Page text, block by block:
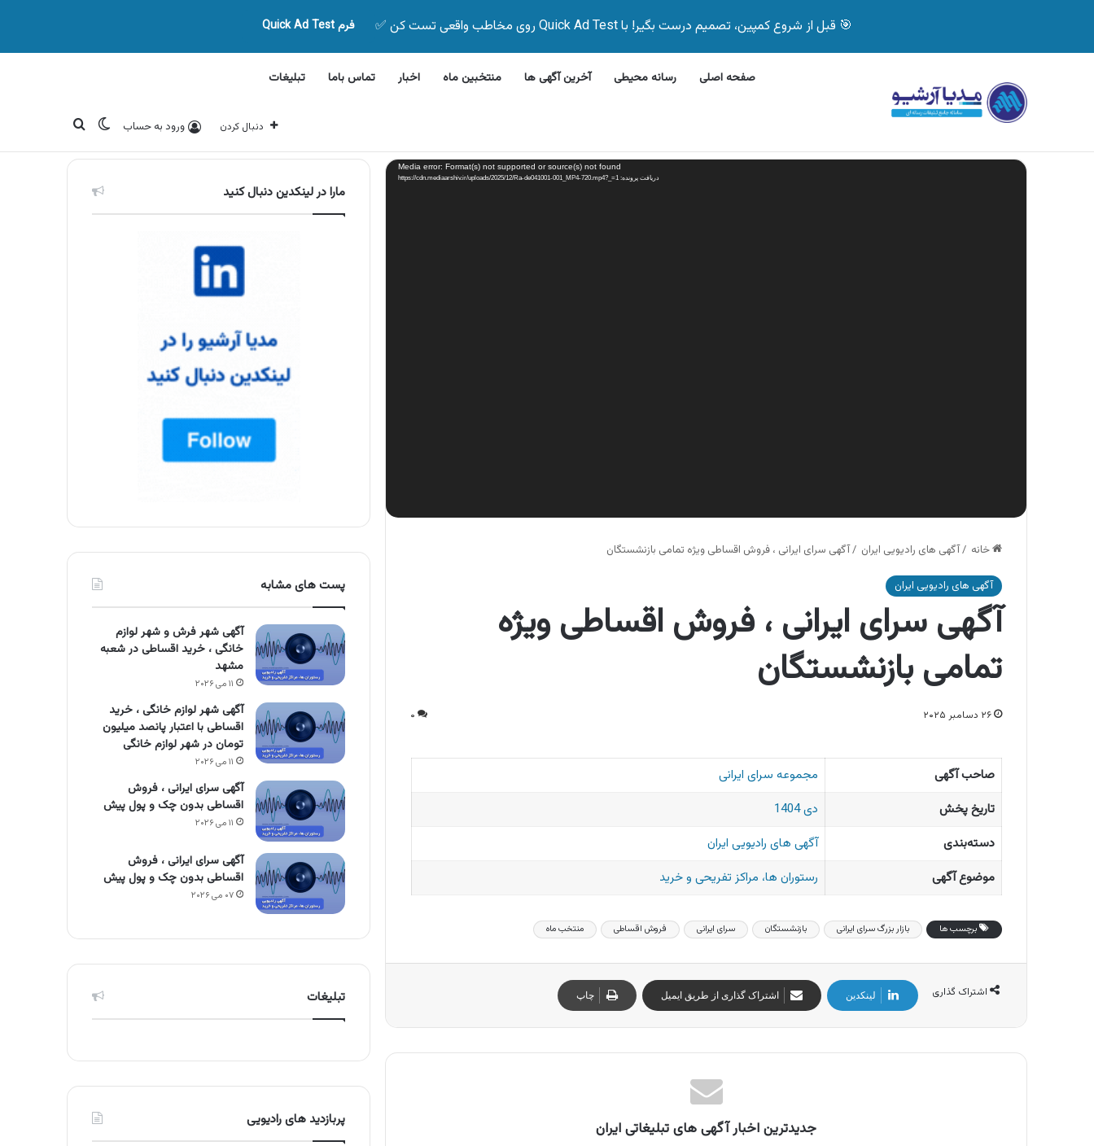
🎯 قبل از شروع کمپین، تصمیم درست بگیر! با Quick Ad Test روی مخاطب واقعی تست کن ✅ فرم Quick Ad Test
صفحه اصلی رسانه محیطی آخرین آگهی ها منتخبین ماه اخبار تماس باما تبلیغات
دنبال کردن ورود به حساب تغییر پوسته
جستجو برای چهارشنبه, 5 آگوست 2026 آگهی های تازه
نمایشگر
ویدیو Media error: Format(s) not supported or source(s) not found
دریافت پرونده: https://cdn.mediaarshiv.ir/uploads/2025/12/Ra-de041001-001_MP4-720.mp4?_=1
خانه /آگهی های رادیویی ایران /آگهی سرای ایرانی ، فروش اقساطی ویژه تمامی بازنشستگان
آگهی های رادیویی ایران
آگهی سرای ایرانی ، فروش اقساطی ویژه
تمامی بازنشستگان
۲۶ دسامبر ۲۰۲۵ ۰
صاحب آگهی
مجموعه سرای ایرانی
تاریخ پخش
دی 1404
دسته‌بندی
آگهی های رادیویی ایران
موضوع آگهی
رستوران ها، مراکز تفریحی و خرید
برچسب ها بازار بزرگ سرای ایرانی بازنشستگان سرای ایرانی فروش اقساطی منتخب ماه
اشتراک گذاری لینکدین اشتراک گذاری از طریق ایمیل چاپ
جدیدترین اخبار آگهی های تبلیغاتی ایران
مارا در لینکدین دنبال کنید
پست های مشابه
آگهی شهر فرش و شهر لوازم
خانگی ، خرید اقساطی در شعبه
مشهد
۱۱ می ۲۰۲۶
آگهی شهر لوازم خانگی ، خرید
اقساطی با اعتبار پانصد میلیون
تومان در شهر لوازم خانگی
۱۱ می ۲۰۲۶
آگهی سرای ایرانی ، فروش
اقساطی بدون چک و پول پیش
۱۱ می ۲۰۲۶
آگهی سرای ایرانی ، فروش
اقساطی بدون چک و پول پیش
۰۷ می ۲۰۲۶
تبلیغات
پربازدید های رادیویی